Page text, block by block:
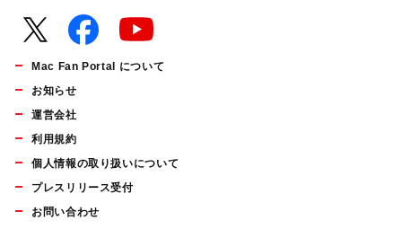
Mac Fan Portal について
お知らせ
運営会社
利用規約
個人情報の取り扱いについて
プレスリリース受付
お問い合わせ